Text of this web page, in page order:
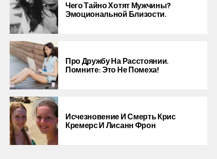
Чего Тайно Хотят Мужчины?
Эмоциональной Близости.
Про Дружбу На Расстоянии.
Помните: Это Не Помеха!
Исчезновение И Смерть Крис
Кремерс И Лисанн Фрон